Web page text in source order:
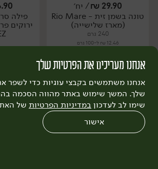
יח׳
29.90
₪/ יח׳
טונה בשמן זית - Rio Mare
(מארז שלישייה)
240 גרם
12.46 ₪ ל-100 גרם
פילה
ירוקים
אנחנו מעריכים את הפרטיות שלך
אנחנו משתמשים בקבצי עוגיות כדי לשפר
שלך. המשך שימוש באתר מהווה הסכמה
שימו לב לעדכון במדיניות הפרטיות של
אישור